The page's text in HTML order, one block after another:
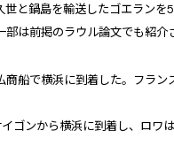
と鍋島を輸送したゴエラン
は前掲のラウル論文でも紹介
船で横浜に到着した。フラン
ゴンから横浜に到着し、ロワ